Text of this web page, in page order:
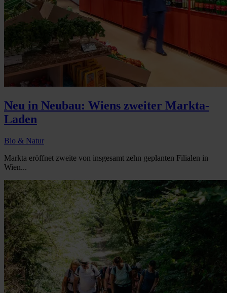
Neu in Neubau: Wiens zweiter Markta-
Laden
Bio & Natur
Markta eröffnet zweite von insgesamt zehn geplanten Filialen in
Wien...